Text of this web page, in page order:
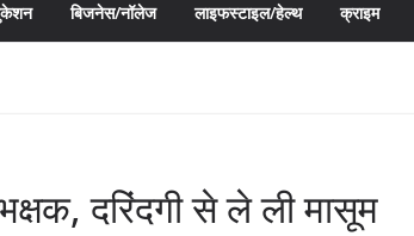
बिजनेस/नॉलेज लाइफस्टाइल/हेल्थ क्राइम
दरिंदगी से ले ली मासूम